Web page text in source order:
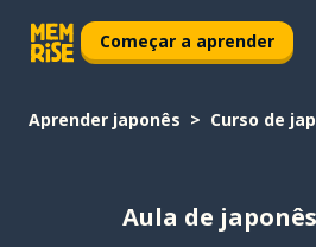
Começar a aprender
Aprender japonês Curso de
Aula de